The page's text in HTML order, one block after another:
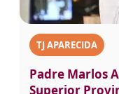
TJ APARECIDA
Padre Marlos
Superior